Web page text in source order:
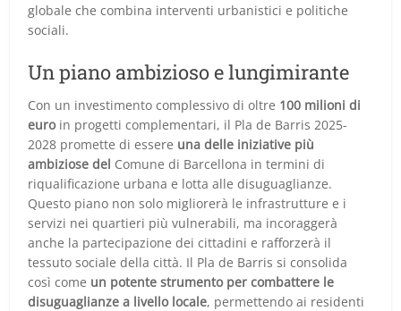
globale che combina interventi urbanistici e politiche
sociali.
Un piano ambizioso e lungimirante
Con un investimento complessivo di oltre 100 milioni di
euroin progetti complementari, il Pla de Barris 2025-
2028 promette di essere una delle iniziative più
ambiziose del Comune di Barcellona in termini di
riqualificazione urbana e lotta alle disuguaglianze.
Questo piano non solo migliorerà le infrastrutture e i
servizi nei quartieri più vulnerabili, ma incoraggerà
anche la partecipazione dei cittadini e rafforzerà il
tessuto sociale della città. Il Pla de Barris si consolida
così come un potente strumento per combattere le
disuguaglianze a livello locale, permettendo ai residenti